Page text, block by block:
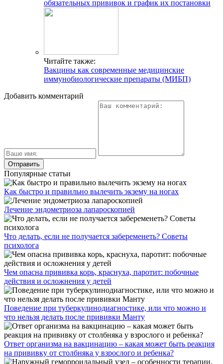
обязательных прививок и график их постановки
Читайте также:
Вакцины как современные медицинские
иммунобиологические препараты (МИБП)
Добавить комментарий
Популярные статьи
Как быстро и правильно вылечить экзему на ногах
Лечение эндометриоза лапароскопией
Что делать, если не получается забеременеть? Советы
психолога
Чем опасна прививка корь, краснуха, паротит: побочные
действия и осложнения у детей
Поведение при туберкулинодиагностике, или что можно и
что нельзя делать после прививки Манту
Ответ организма на вакцинацию – какая может быть реакция
на прививку от столбняка у взрослого и ребенка?